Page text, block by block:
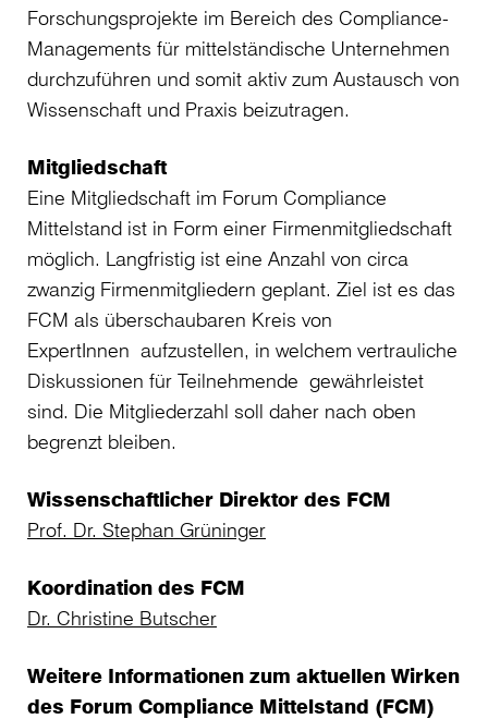
Forschungsprojekte im Bereich des Compliance-
Managements für mittelständische Unternehmen
durchzuführen und somit aktiv zum Austausch von
Wissenschaft und Praxis beizutragen.
Mitgliedschaft
Eine Mitgliedschaft im Forum Compliance
Mittelstand ist in Form einer Firmenmitgliedschaft
möglich. Langfristig ist eine Anzahl von circa
zwanzig Firmenmitgliedern geplant. Ziel ist es das
FCM als überschaubaren Kreis von
ExpertInnen aufzustellen, in welchem vertrauliche
Diskussionen für Teilnehmende gewährleistet
sind. Die Mitgliederzahl soll daher nach oben
begrenzt bleiben.
Wissenschaftlicher Direktor des FCM
Prof. Dr. Stephan Grüninger
Koordination des FCM
Dr. Christine Butscher
Weitere Informationen zum aktuellen Wirken
des Forum Compliance Mittelstand (FCM)